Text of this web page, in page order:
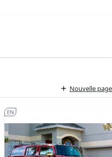
Nouvelle page
EN